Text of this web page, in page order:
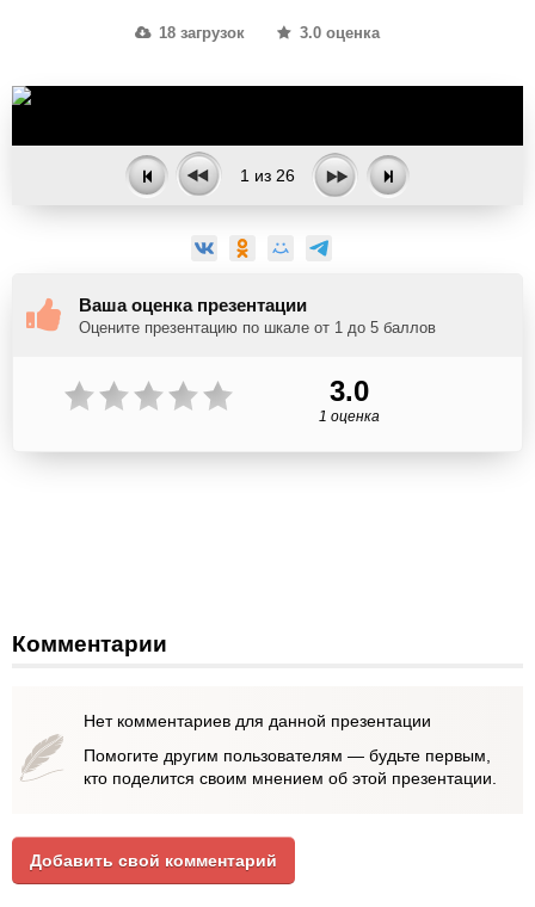
18 загрузок 3.0 оценка
1 из 26
Ваша оценка презентации
Оцените презентацию по шкале от 1 до 5 баллов
3.0
1 оценка
Комментарии
Нет комментариев для данной презентации
Помогите другим пользователям — будьте первым,
кто поделится своим мнением об этой презентации.
Добавить свой комментарий